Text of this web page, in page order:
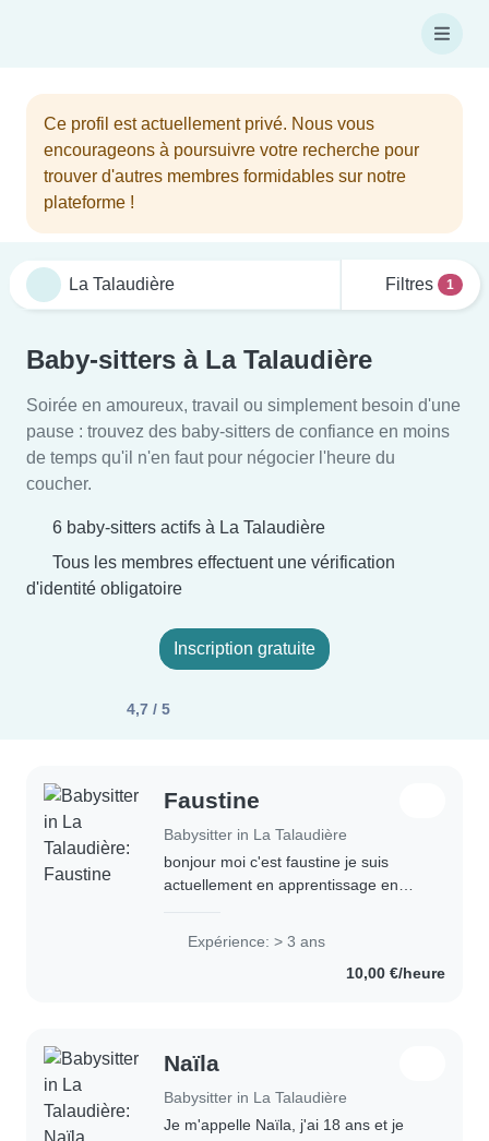
Ce profil est actuellement privé. Nous vous
encourageons à poursuivre votre recherche pour
trouver d'autres membres formidables sur notre
plateforme !
Filtres 1
Baby-sitters à La Talaudière
Soirée en amoureux, travail ou simplement besoin d'une
pause : trouvez des baby-sitters de confiance en moins
de temps qu'il n'en faut pour négocier l'heure du
coucher.
6 baby-sitters actifs à La Talaudière
Tous les membres effectuent une vérification
d'identité obligatoire
Inscription gratuite
4,7 / 5
Faustine
Babysitter in La Talaudière
bonjour moi c'est faustine je suis
actuellement en apprentissage en
Enfance )j'ai effectué un bac SAPAT (
Expérience: > 3 ans
10,00 €/heure
Naïla
Babysitter in La Talaudière
Je m'appelle Naïla, j'ai 18 ans et je